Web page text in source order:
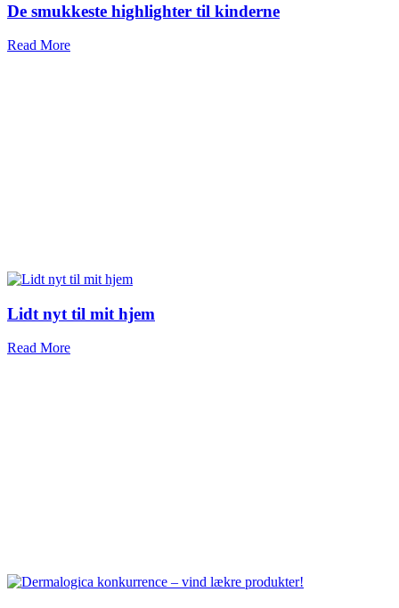
De smukkeste highlighter til kinderne
Read More
Lidt nyt til mit hjem
Read More